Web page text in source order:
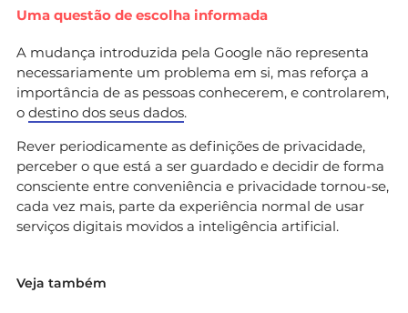
Uma questão de escolha informada
A mudança introduzida pela Google não representa
necessariamente um problema em si, mas reforça a
importância de as pessoas conhecerem, e controlarem,
o destino dos seus dados.
Rever periodicamente as definições de privacidade,
perceber o que está a ser guardado e decidir de forma
consciente entre conveniência e privacidade tornou-se,
cada vez mais, parte da experiência normal de usar
serviços digitais movidos a inteligência artificial.
Veja também